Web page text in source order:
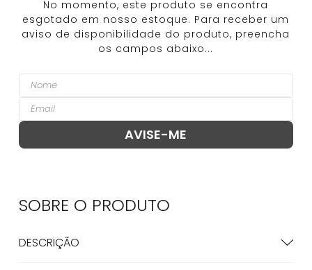
SOBRE O PRODUTO
DESCRIÇÃO